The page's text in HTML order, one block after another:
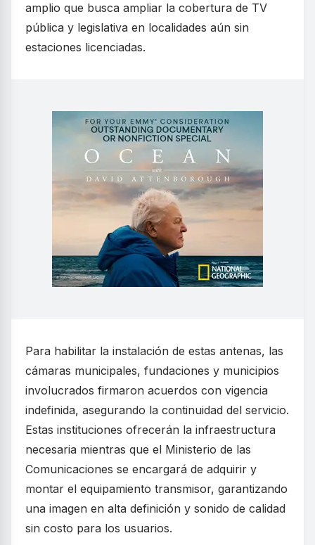
amplio que busca ampliar la cobertura de TV
pública y legislativa en localidades aún sin
estaciones licenciadas.
Para habilitar la instalación de estas antenas, las
cámaras municipales, fundaciones y municipios
involucrados firmaron acuerdos con vigencia
indefinida, asegurando la continuidad del servicio.
Estas instituciones ofrecerán la infraestructura
necesaria mientras que el Ministerio de las
Comunicaciones se encargará de adquirir y
montar el equipamiento transmisor, garantizando
una imagen en alta definición y sonido de calidad
sin costo para los usuarios.